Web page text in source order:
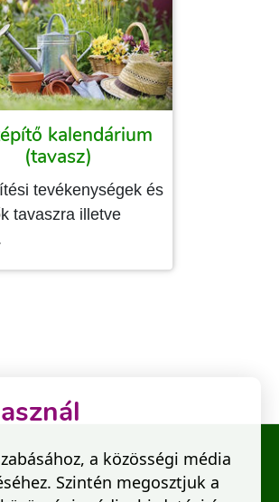
kalendárium
(tavasz)
tevékenységek és
tavaszra illetve
a közösségi média
Szintén megosztjuk a